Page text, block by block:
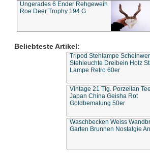
Ungerades 6 Ender Rehgeweih
Roe Deer Trophy 194 G
Beliebteste Artikel:
Tripod Stehlampe
Stehleuchte Dreibein Holz
Lampe Retro 60er
Vintage 21 Tlg. Porzellan
Japan China Geisha Rot
Goldbemalung 50er
Waschbecken Weiss
Garten Brunnen Nostalgie